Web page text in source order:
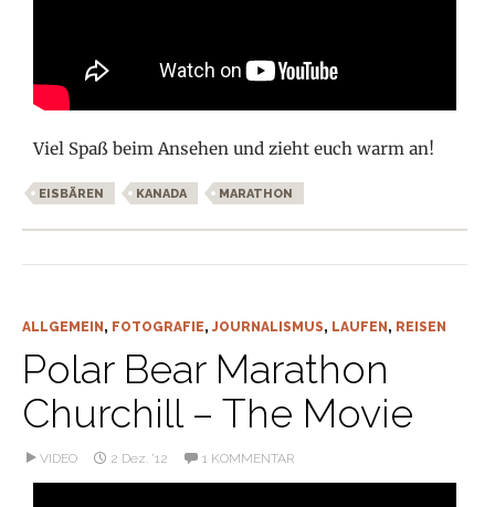
Viel Spaß beim Ansehen und zieht euch warm an!
EISBÄREN KANADA MARATHON
ALLGEMEIN , FOTOGRAFIE, JOURNALISMUS, LAUFEN , REISEN
Polar Bear Marathon
Churchill – The Movie
VIDEO 2 Dez. ’12 1 KOMMENTAR